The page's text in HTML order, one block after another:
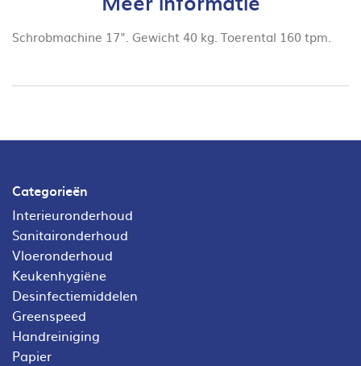
Schrobmachine 17". Gewicht 40 kg. Toerental 160 tpm.
Categorieën
Interieuronderhoud
Sanitaironderhoud
Vloeronderhoud
Keukenhygiëne
Desinfectiemiddelen
Greenspeed
Handreiniging
Papier